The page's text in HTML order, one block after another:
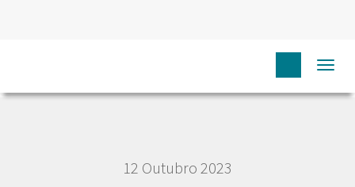
SOBREVIVÊNCIA GLOBAL
DOENTES DIAGNOSTICADOS EM 2009/2010 IPO-PORTO
12 Outubro 2023